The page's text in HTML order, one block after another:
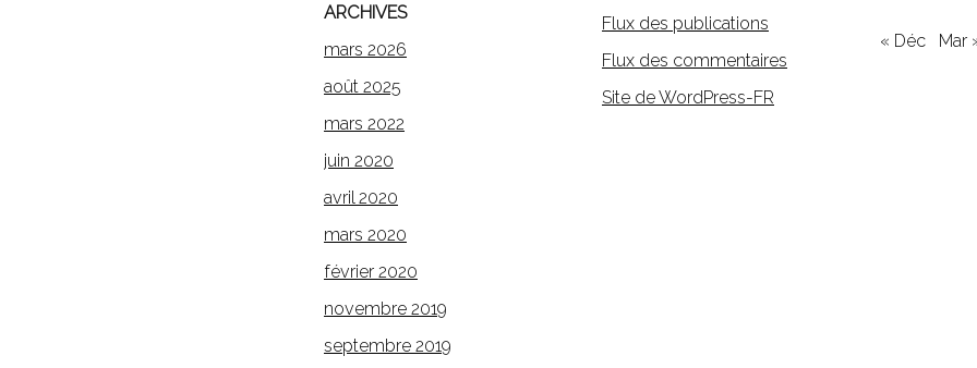
ARCHIVES
mars 2026
août 2025
mars 2022
juin 2020
avril 2020
mars 2020
février 2020
novembre 2019
septembre 2019
Flux des publications
Flux des commentaires
Site de WordPress-FR
« Déc Mar